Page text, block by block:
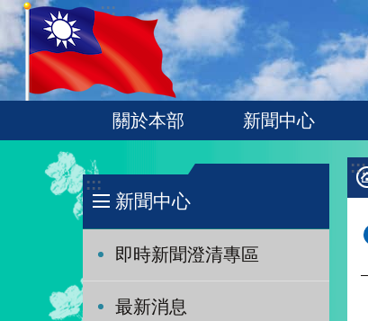
跳到主要內容區塊
:::
關於本部 新聞中心
:::
新聞中心
即時新聞澄清專區
最新消息
:::